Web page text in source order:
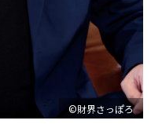
©財界さっぽろ